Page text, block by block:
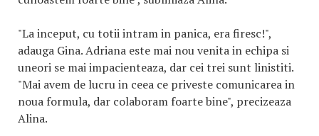
"La inceput, cu totii intram in panica, era firesc!",
adauga Gina. Adriana este mai nou venita in echipa si
uneori se mai impacienteaza, dar cei trei sunt linistiti.
"Mai avem de lucru in ceea ce priveste comunicarea in
noua formula, dar colaboram foarte bine", precizeaza
Alina.